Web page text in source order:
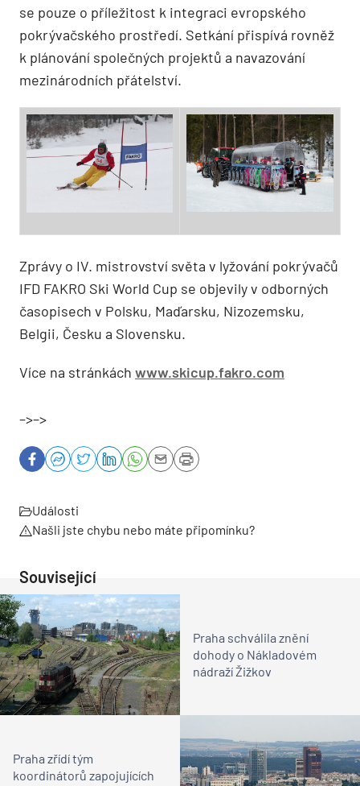
se pouze o příležitost k integraci evropského
pokrývačského prostředí. Setkání přispívá rovněž
k plánování společných projektů a navazování
mezinárodních přátelství.
Zprávy o IV. mistrovství světa v lyžování pokrývačů
IFD FAKRO Ski World Cup se objevily v odborných
časopisech v Polsku, Maďarsku, Nizozemsku,
Belgii, Česku a Slovensku.
Více na stránkách www.skicup.fakro.com
–>–>
Události
Našli jste chybu nebo máte připomínku?
Související
Praha schválila znění
dohody o Nákladovém
nádraží Žižkov
Praha zřídí tým
koordinátorů zapojujících